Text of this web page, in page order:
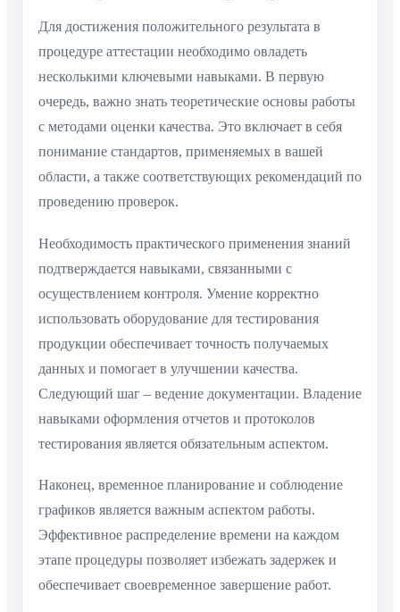
Для достижения положительного результата в
процедуре аттестации необходимо овладеть
несколькими ключевыми навыками. В первую
очередь, важно знать теоретические основы работы
с методами оценки качества. Это включает в себя
понимание стандартов, применяемых в вашей
области, а также соответствующих рекомендаций по
проведению проверок.
Необходимость практического применения знаний
подтверждается навыками, связанными с
осуществлением контроля. Умение корректно
использовать оборудование для тестирования
продукции обеспечивает точность получаемых
данных и помогает в улучшении качества.
Следующий шаг – ведение документации. Владение
навыками оформления отчетов и протоколов
тестирования является обязательным аспектом.
Наконец, временное планирование и соблюдение
графиков является важным аспектом работы.
Эффективное распределение времени на каждом
этапе процедуры позволяет избежать задержек и
обеспечивает своевременное завершение работ.